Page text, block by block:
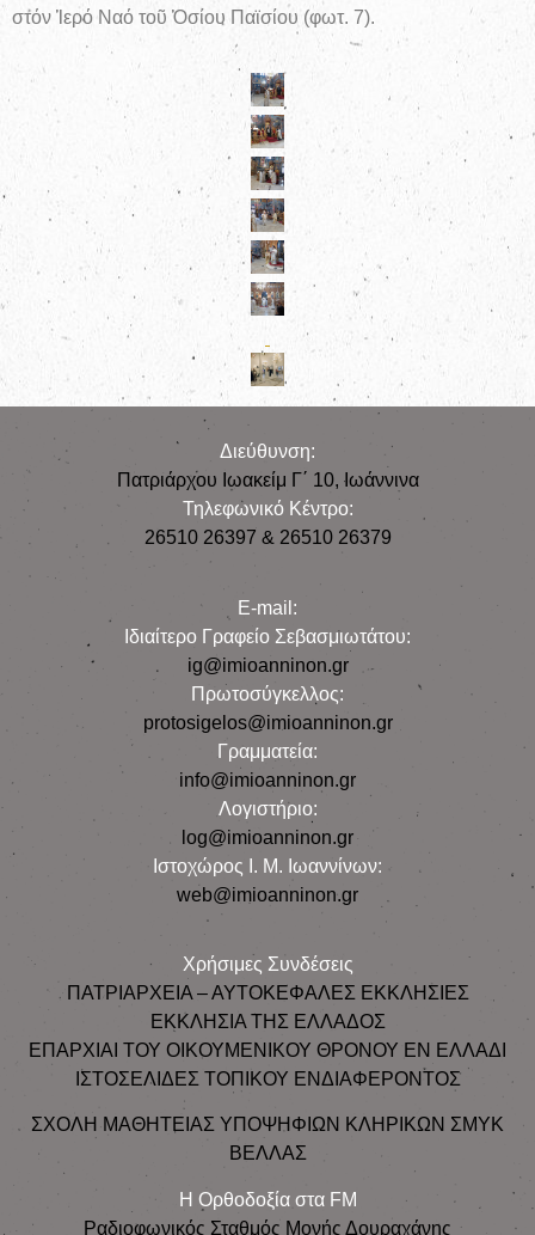
στόν Ἱερό Ναό τοῦ Ὁσίου Παϊσίου (φωτ. 7).
Διεύθυνση:
Πατριάρχου Ιωακείμ Γ΄ 10, Iωάννινα
Τηλεφωνικό Κέντρο:
26510 26397 & 26510 26379
E-mail:
Iδιαίτερο Γραφείο Σεβασμιωτάτου:
ig@imioanninon.gr
Πρωτοσύγκελλος:
protosigelos@imioanninon.gr
Γραμματεία:
info@imioanninon.gr
Λογιστήριο:
log@imioanninon.gr
Ιστοχώρος Ι. Μ. Ιωαννίνων:
web@imioanninon.gr
Χρήσιμες Συνδέσεις
ΠΑΤΡΙΑΡΧΕΙΑ – ΑΥΤΟΚΕΦΑΛΕΣ ΕΚΚΛΗΣΙΕΣ
ΕΚΚΛΗΣΙΑ ΤΗΣ ΕΛΛΑΔΟΣ
ΕΠΑΡΧΙΑΙ ΤΟΥ ΟΙΚΟΥΜΕΝΙΚΟΥ ΘΡΟΝΟΥ ΕΝ ΕΛΛΑΔΙ
ΙΣΤΟΣΕΛΙΔΕΣ ΤΟΠΙΚΟΥ ΕΝΔΙΑΦΕΡΟΝΤΟΣ
ΣΧΟΛΗ ΜΑΘΗΤΕΙΑΣ ΥΠΟΨΗΦΙΩΝ ΚΛΗΡΙΚΩΝ ΣΜΥΚ
ΒΕΛΛΑΣ
Η Ορθοδοξία στα FM
Ραδιοφωνικός Σταθμός Μονής Δουραχάνης